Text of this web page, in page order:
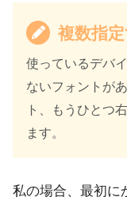
複数指
使っているデバ
ないフォントが
ト、もうひとつ
ます。
私の場合、最初に